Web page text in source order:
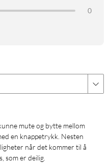
0
en knappetrykk. Nesten
når det kommer til å
som er deilig.